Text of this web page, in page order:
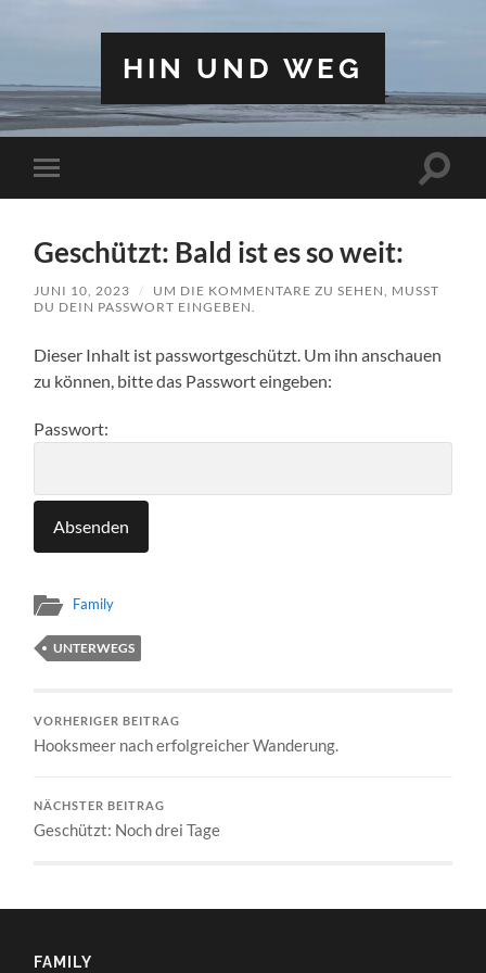
HIN UND WEG
Geschützt: Bald ist es so weit:
JUNI 10, 2023 /
UM DIE KOMMENTARE ZU SEHEN, MUSST
DU DEIN PASSWORT EINGEBEN.
Dieser Inhalt ist passwortgeschützt. Um ihn anschauen
zu können, bitte das Passwort eingeben:
Passwort:
Family
UNTERWEGS
VORHERIGER BEITRAG
Hooksmeer nach erfolgreicher Wanderung.
NÄCHSTER BEITRAG
Geschützt: Noch drei Tage
FAMILY